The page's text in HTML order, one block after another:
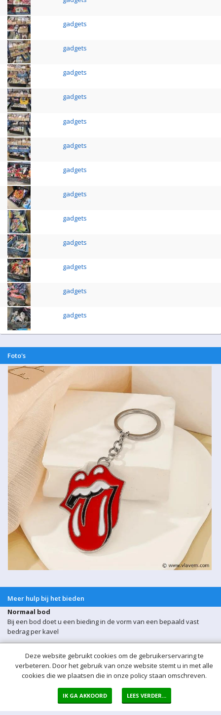
gadgets
gadgets
gadgets
gadgets
gadgets
gadgets
gadgets
gadgets
gadgets
gadgets
gadgets
gadgets
gadgets
Foto's
Meer hulp bij het bieden
Normaal bod
Bij een bod doet u een bieding in de vorm van een bepaald vast
bedrag per kavel
Auto bod (proxy bod)
Bij een Autobod (ook wel proxy bod genoemd) geeft u aan welke
prijs u maximaal bereid bent voor de kavel te betalen. Het Veiling-
systeem zorgt er voor dat na een bieding van een derde
onmiddellijk automatisch een bod voor u wordt uitgebracht. Het
Veiling-systeem biedt automatisch voor u door tot uw maximum bod
Deze website gebruikt cookies om de gebruikerservaring te
verbeteren. Door het gebruik van onze website stemt u in met alle
cookies die we plaatsen die in onze policy staan omschreven.
IK GA AKKOORD LEES VERDER...